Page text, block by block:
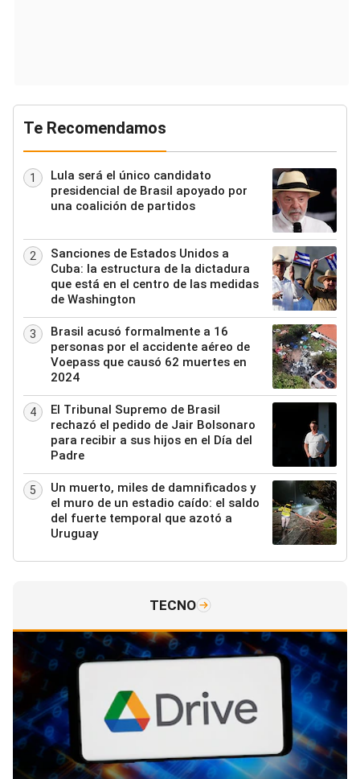
Te Recomendamos
1
Lula será el único candidato
presidencial de Brasil apoyado por
una coalición de partidos
2
Sanciones de Estados Unidos a
Cuba: la estructura de la dictadura
que está en el centro de las medidas
de Washington
3
Brasil acusó formalmente a 16
personas por el accidente aéreo de
Voepass que causó 62 muertes en
2024
4
El Tribunal Supremo de Brasil
rechazó el pedido de Jair Bolsonaro
para recibir a sus hijos en el Día del
Padre
5
Un muerto, miles de damnificados y
el muro de un estadio caído: el saldo
del fuerte temporal que azotó a
Uruguay
TECNO